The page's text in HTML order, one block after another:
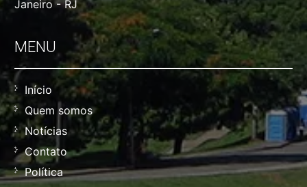
Janeiro - RJ
MENU
Início
Quem somos
Notícias
Contato
Política